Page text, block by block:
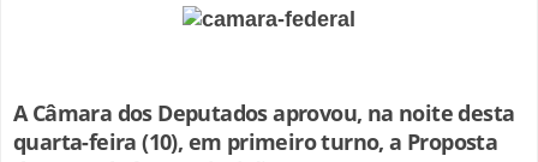
A Câmara dos Deputados aprovou, na noite desta
quarta-feira (10), em primeiro turno, a Proposta